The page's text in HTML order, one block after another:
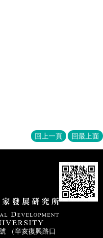
回上一頁 回最上面
（辛亥復興路⼝